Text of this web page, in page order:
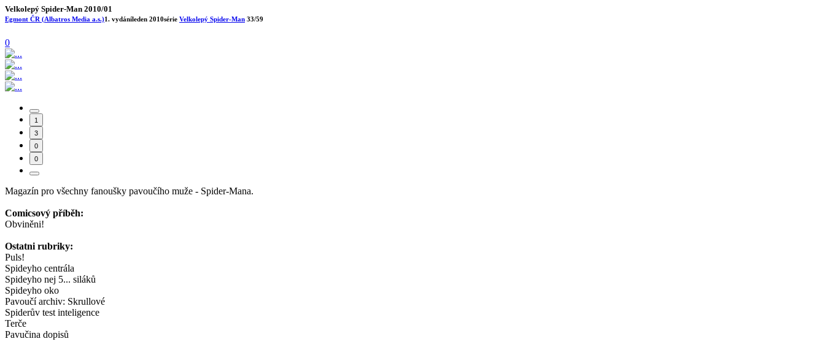
Velkolepý Spider-Man 2010/01
Egmont ČR (Albatros Media a.s.)1. vydáníleden 2010série Velkolepý Spider-Man 33/59
0
1
3
0
0
Magazín pro všechny fanoušky pavoučího muže - Spider-Mana.
Comicsový příběh:
Obviněni!
Ostatni rubriky:
Puls!
Spideyho centrála
Spideyho nej 5... siláků
Spideyho oko
Pavoučí archiv: Skrullové
Spiderův test inteligence
Terče
Pavučina dopisů